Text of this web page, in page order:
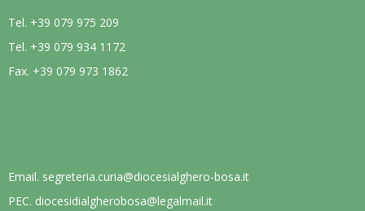
Tel. +39 079 975 209
Tel. +39 079 934 1172
Fax. +39 079 973 1862
Email. segreteria.curia@diocesialghero-bosa.it
PEC. diocesidialgherobosa@legalmail.it